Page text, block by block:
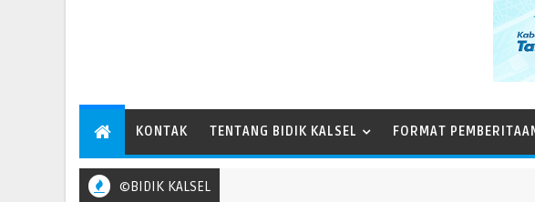
KONTAK TENTANG BIDIK KALSEL FORMAT
©BIDIK KALSEL